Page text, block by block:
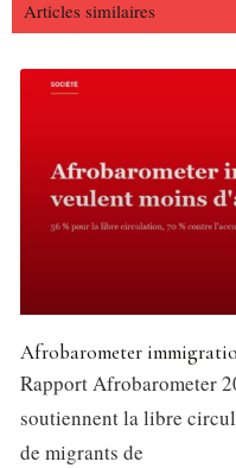
Articles similaires
Afrobarometer
Rapport Afrobarometer
soutiennent la libre
de migrants de